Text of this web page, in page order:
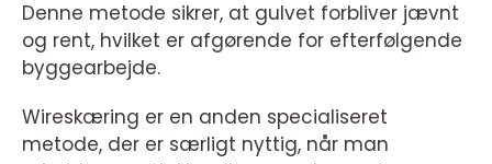
Denne metode sikrer, at gulvet forbliver jævnt
og rent, hvilket er afgørende for efterfølgende
byggearbejde.
Wireskæring er en anden specialiseret
metode, der er særligt nyttig, når man